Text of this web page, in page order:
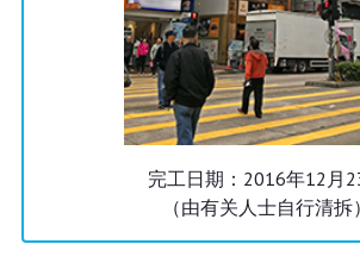
完工日期：2016年12月
（由有关人士自行清拆）